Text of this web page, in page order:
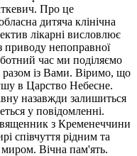
Про це
дитяча клінічна
лікарні висловлює
приводу непоправної
час ми поділяємо
із Вами. Віримо, що
в Царство Небесне.
назавжди залишиться
у повідомленні.
з Кременеччини
співчуття рідним та
Вічна пам'ять.